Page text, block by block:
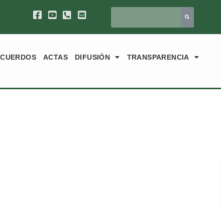
ACTAS DIFUSIÓN TRANSPARENCIA